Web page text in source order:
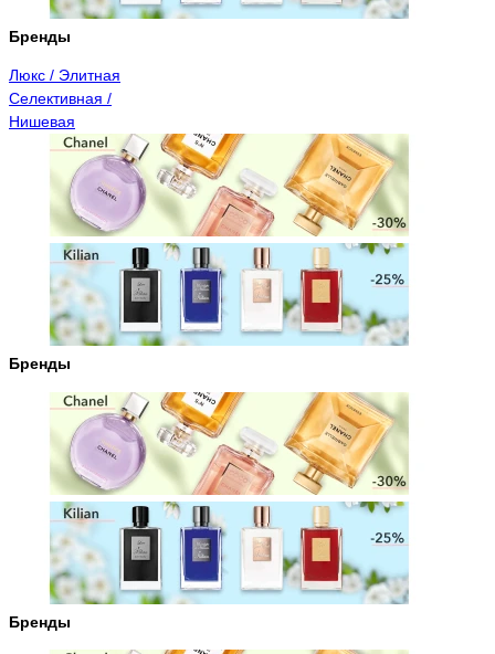
Бренды
Люкс / Элитная
Селективная /
Нишевая
Бренды
Бренды